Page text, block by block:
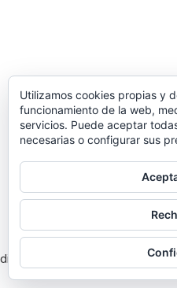
dificultad para mantener la
Utilizamos cookies propias y
funcionamiento de la web,
servicios. Puede aceptar
necesarias o configurar sus